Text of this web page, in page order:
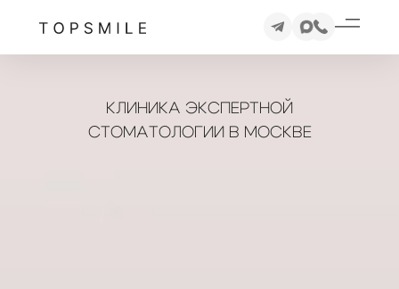
КЛИНИКА ЭКСПЕРТНОЙ
СТОМАТОЛОГИИ В МОСКВЕ